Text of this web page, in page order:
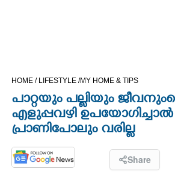
OPINION
PHOTOS
HOME / LIFESTYLE /MY HOME & TIPS
പാറ്റയും പല്ലിയും
എളുപ്പവഴി ഉപയോഗിച്ചാൽ
പ്രാണിപോലും വരില്ല
Share